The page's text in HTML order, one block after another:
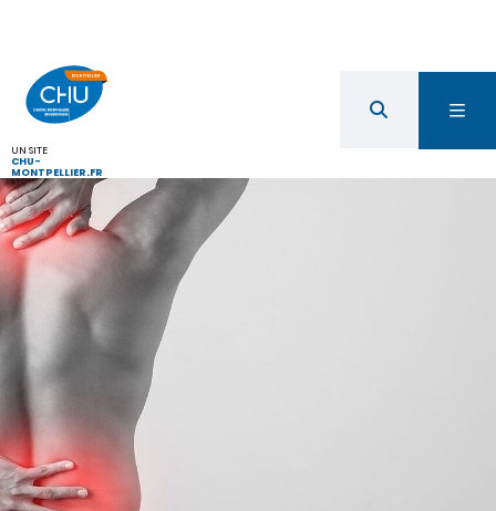
UN SITE
CHU-
MONTPELLIER.FR